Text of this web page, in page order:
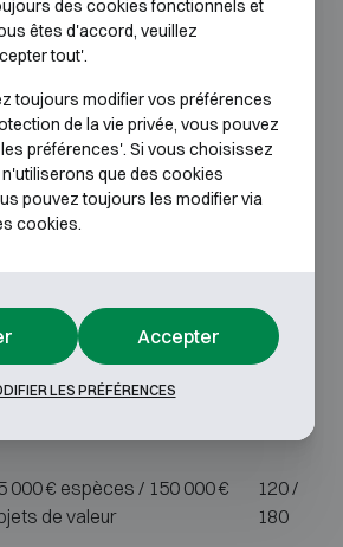
valeur
–
€ espèces / 9 000 € objets
valeur
€ espèces / 10 000 €
de valeur
30 /
000 € espèces / 20 000 €
000 € espèces / 50 000 €
de valeur
70 /
100
000 € espèces / 90 000 €
000 € espèces / 150 000 €
de valeur
120 /
180
des cookies fonctionnels et
êtes d'accord, veuillez
tout'.
toujours modifier vos préférences
de la vie privée, vous pouvez
préférences'. Si vous choisissez
que des cookies
pouvez toujours les modifier via
cookies.
Accepter
LES PRÉFÉRENCES